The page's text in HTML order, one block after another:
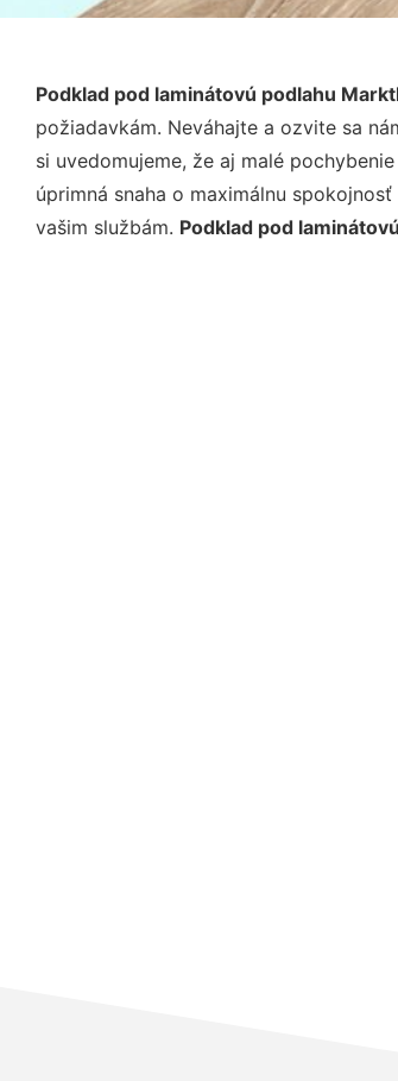
Podklad pod laminátovú podlahu
požiadavkám. Neváhajte a ozvite sa
si uvedomujeme, že aj malé
úprimná snaha o maximálnu
vašim službám. Podklad pod